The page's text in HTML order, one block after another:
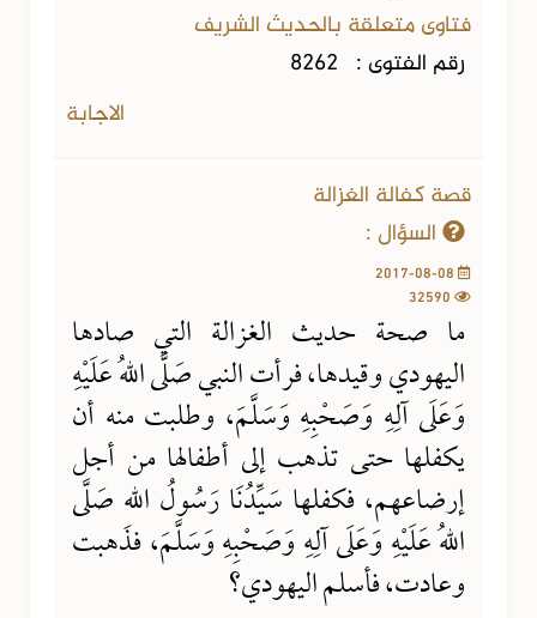
فتاوى متعلقة بالحديث الشريف
رقم الفتوى : 8262
الاجابة
قصة كفالة الغزالة
السؤال :
ما صحة حديث الغزالة التي صادها
اليهودي وقيدها، فرأت النبي صَلَّى اللهُ عَلَيْهِ
وَعَلَى آلِهِ وَصَحْبِهِ وَسَلَّمَ، وطلبت منه أن
يكفلها حتى تذهب إلى أطفالها من أجل
إرضاعهم، فكفلها سَيِّدُنَا رَسُولُ اللهِ صَلَّى
اللهُ عَلَيْهِ وَعَلَى آلِهِ وَصَحْبِهِ وَسَلَّمَ، فذهبت
وعادت، فأسلم اليهودي؟